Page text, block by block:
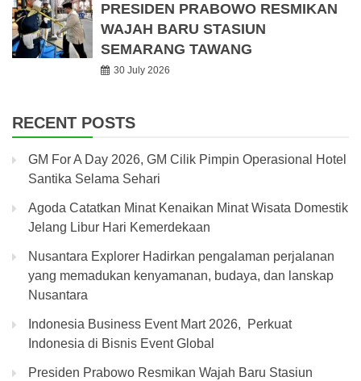
PRESIDEN PRABOWO RESMIKAN
WAJAH BARU STASIUN
SEMARANG TAWANG
30 July 2026
RECENT POSTS
GM For A Day 2026, GM Cilik Pimpin Operasional Hotel
Santika Selama Sehari
Agoda Catatkan Minat Kenaikan Minat Wisata Domestik
Jelang Libur Hari Kemerdekaan
Nusantara Explorer Hadirkan pengalaman perjalanan
yang memadukan kenyamanan, budaya, dan lanskap
Nusantara
Indonesia Business Event Mart 2026, Perkuat
Indonesia di Bisnis Event Global
Presiden Prabowo Resmikan Wajah Baru Stasiun